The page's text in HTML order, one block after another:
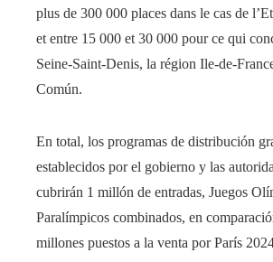
plus de 300 000 places dans le cas de
et entre 15 000 et 30 000 pour ce qui
Seine-Saint-Denis, la région Ile-de-
Común.
En total, los programas de distribución
establecidos por el gobierno y las
cubrirán 1 millón de entradas, Juegos
Paralímpicos combinados, en
millones puestos a la venta por París